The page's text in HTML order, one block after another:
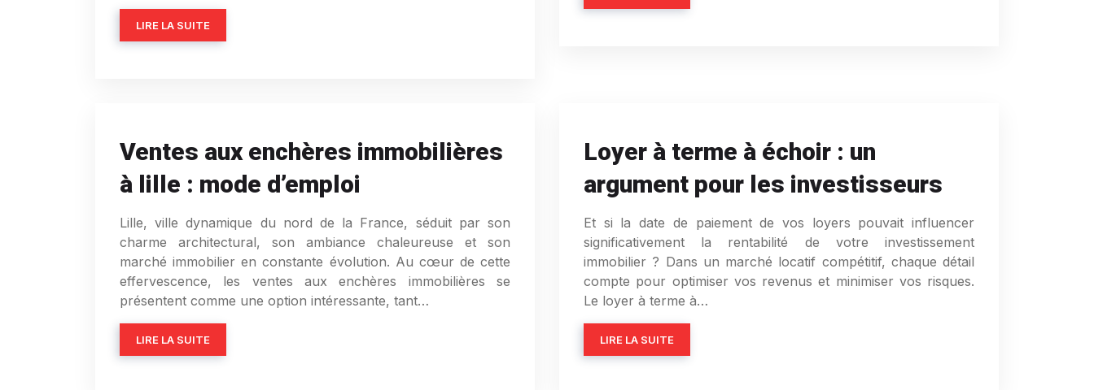
LIRE LA SUITE
Ventes aux enchères immobilières
à lille : mode d’emploi
Lille, ville dynamique du nord de la France, séduit par son
charme architectural, son ambiance chaleureuse et son
marché immobilier en constante évolution. Au cœur de cette
effervescence, les ventes aux enchères immobilières se
présentent comme une option intéressante, tant…
LIRE LA SUITE
Loyer à terme à échoir : un
argument pour les investisseurs
Et si la date de paiement de vos loyers pouvait influencer
significativement la rentabilité de votre investissement
immobilier ? Dans un marché locatif compétitif, chaque détail
compte pour optimiser vos revenus et minimiser vos risques.
Le loyer à terme à…
LIRE LA SUITE